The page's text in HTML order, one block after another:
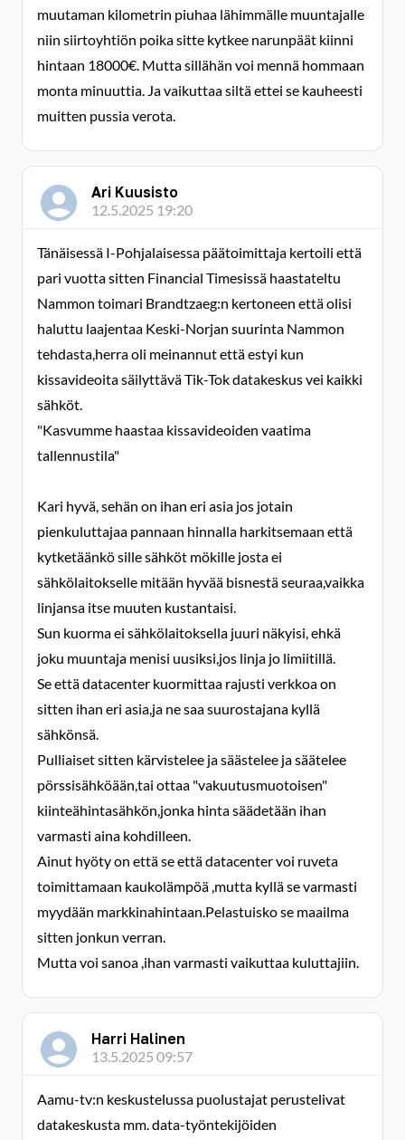
muutaman kilometrin piuhaa lähimmälle muuntajalle
niin siirtoyhtiön poika sitte kytkee narunpäät kiinni
hintaan 18000€. Mutta sillähän voi mennä hommaan
monta minuuttia. Ja vaikuttaa siltä ettei se kauheesti
muitten pussia verota.
Ari Kuusisto
12.5.2025 19:20
Tänäisessä I-Pohjalaisessa päätoimittaja kertoili että
pari vuotta sitten Financial Timesissä haastateltu
Nammon toimari Brandtzaeg:n kertoneen että olisi
haluttu laajentaa Keski-Norjan suurinta Nammon
tehdasta,herra oli meinannut että estyi kun
kissavideoita säilyttävä Tik-Tok datakeskus vei kaikki
sähköt.
"Kasvumme haastaa kissavideoiden vaatima
tallennustila"
Kari hyvä, sehän on ihan eri asia jos jotain
pienkuluttajaa pannaan hinnalla harkitsemaan että
kytketäänkö sille sähköt mökille josta ei
sähkölaitokselle mitään hyvää bisnestä seuraa,vaikka
linjansa itse muuten kustantaisi.
Sun kuorma ei sähkölaitoksella juuri näkyisi, ehkä
joku muuntaja menisi uusiksi,jos linja jo limiitillä.
Se että datacenter kuormittaa rajusti verkkoa on
sitten ihan eri asia,ja ne saa suurostajana kyllä
sähkönsä.
Pulliaiset sitten kärvistelee ja säästelee ja säätelee
pörssisähköään,tai ottaa "vakuutusmuotoisen"
kiinteähintasähkön,jonka hinta säädetään ihan
varmasti aina kohdilleen.
Ainut hyöty on että se että datacenter voi ruveta
toimittamaan kaukolämpöä ,mutta kyllä se varmasti
myydään markkinahintaan.Pelastuisko se maailma
sitten jonkun verran.
Mutta voi sanoa ,ihan varmasti vaikuttaa kuluttajiin.
Harri Halinen
13.5.2025 09:57
Aamu-tv:n keskustelussa puolustajat perustelivat
datakeskusta mm. data-työntekijöiden